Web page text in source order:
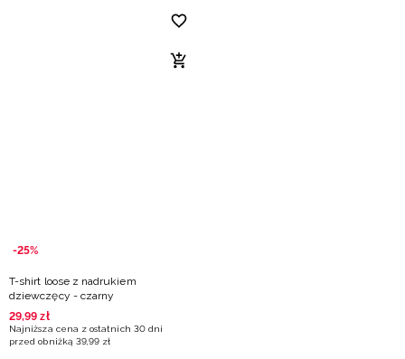
-25%
T-shirt loose z nadrukiem
dziewczęcy - czarny
29,99 zł
Najniższa cena z ostatnich 30 dni
przed obniżką 39,99 zł